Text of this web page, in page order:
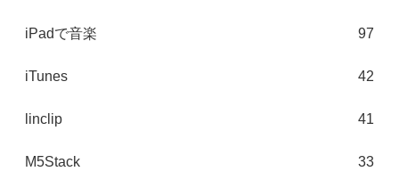
iPadで音楽 97
iTunes 42
linclip 41
M5Stack 33